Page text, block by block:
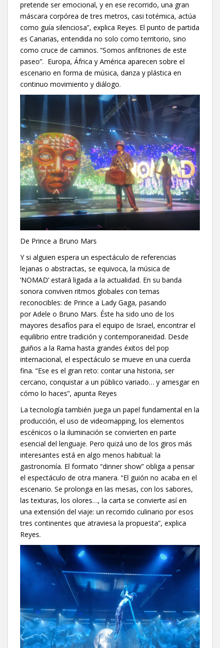
pretende ser emocional, y en ese recorrido, una gran
máscara corpórea de tres metros, casi totémica, actúa
como guía silenciosa”, explica Reyes. El punto de partida
es Canarias, entendida no solo como territorio, sino
como cruce de caminos. “Somos anfitriones de este
paseo”. Europa, África y América aparecen sobre el
escenario en forma de música, danza y plástica en
continuo movimiento y diálogo.
De Prince a Bruno Mars
Y si alguien espera un espectáculo de referencias
lejanas o abstractas, se equivoca, la música de
‘NOMAD’ estará ligada a la actualidad. En su banda
sonora conviven ritmos globales con temas
reconocibles: de Prince a Lady Gaga, pasando
por Adele o Bruno Mars. Éste ha sido uno de los
mayores desafíos para el equipo de Israel, encontrar el
equilibrio entre tradición y contemporaneidad. Desde
guiños a la Rama hasta grandes éxitos del pop
internacional, el espectáculo se mueve en una cuerda
fina. “Ese es el gran reto: contar una historia, ser
cercano, conquistar a un público variado… y arriesgar en
cómo lo haces”, apunta Reyes
La tecnología también juega un papel fundamental en la
producción, el uso de videomapping, los elementos
escénicos o la iluminación se convierten en parte
esencial del lenguaje. Pero quizá uno de los giros más
interesantes está en algo menos habitual: la
gastronomía. El formato “dinner show” obliga a pensar
el espectáculo de otra manera. “El guión no acaba en el
escenario. Se prolonga en las mesas, con los sabores,
las texturas, los olores…, la carta se convierte así en
una extensión del viaje: un recorrido culinario por esos
tres continentes que atraviesa la propuesta”, explica
Reyes.